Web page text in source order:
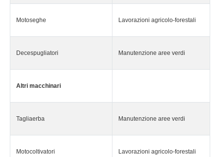
Motoseghe Lavorazioni agricolo-forestali
Decespugliatori Manutenzione aree verdi
Altri macchinari
Tagliaerba Manutenzione aree verdi
Motocoltivatori Lavorazioni agricolo-forestali